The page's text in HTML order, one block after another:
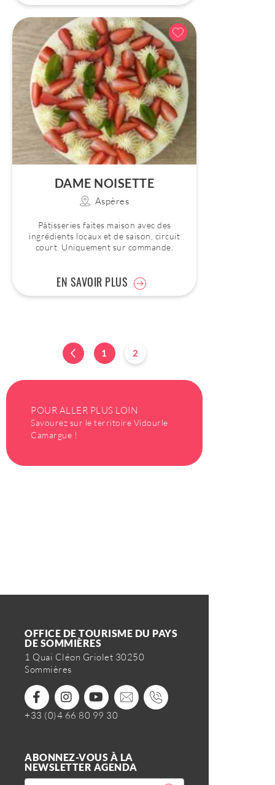
DAME NOISETTE
Aspères
Pâtisseries faites maison avec des
ingrédients locaux et de saison, circuit
court. Uniquement sur commande.
EN SAVOIR PLUS
1 2
POUR ALLER PLUS LOIN
Savourez sur le territoire Vidourle
Camargue !
OFFICE DE TOURISME DU PAYS
DE SOMMIÈRES
1 Quai Cléon Griolet 30250
Sommières
+33 (0)4 66 80 99 30
ABONNEZ-VOUS À LA
NEWSLETTER AGENDA